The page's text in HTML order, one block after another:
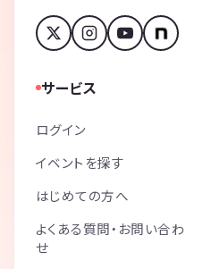
サービス
ログイン
イベントを探す
はじめての方へ
よくある質問・お問い合わ
せ